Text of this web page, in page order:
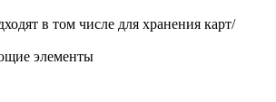
в том числе для хранения карт/
элементы